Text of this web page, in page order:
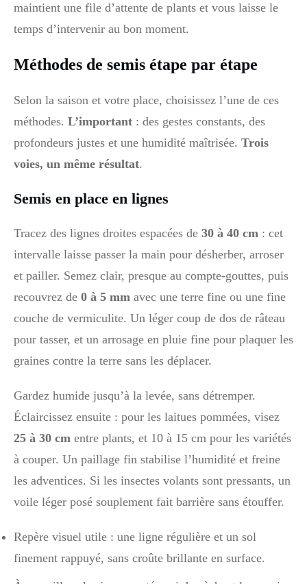
maintient une file d’attente de plants et vous laisse le
temps d’intervenir au bon moment.
Méthodes de semis étape par étape
Selon la saison et votre place, choisissez l’une de ces
méthodes. L’important : des gestes constants, des
profondeurs justes et une humidité maîtrisée. Trois
voies, un même résultat.
Semis en place en lignes
Tracez des lignes droites espacées de 30 à 40 cm : cet
intervalle laisse passer la main pour désherber, arroser
et pailler. Semez clair, presque au compte-gouttes, puis
recouvrez de 0 à 5 mm avec une terre fine ou une fine
couche de vermiculite. Un léger coup de dos de râteau
pour tasser, et un arrosage en pluie fine pour plaquer les
graines contre la terre sans les déplacer.
Gardez humide jusqu’à la levée, sans détremper.
Éclaircissez ensuite : pour les laitues pommées, visez
25 à 30 cm entre plants, et 10 à 15 cm pour les variétés
à couper. Un paillage fin stabilise l’humidité et freine
les adventices. Si les insectes volants sont pressants, un
voile léger posé souplement fait barrière sans étouffer.
Repère visuel utile : une ligne régulière et un sol
finement rappuyé, sans croûte brillante en surface.